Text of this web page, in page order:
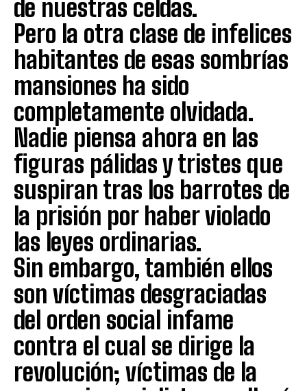
de nuestras celdas.
Pero la otra clase de infelices
habitantes de esas sombrías
mansiones ha sido
completamente olvidada.
Nadie piensa ahora en las
figuras pálidas y tristes que
suspiran tras los barrotes de
la prisión por haber violado
las leyes ordinarias.
Sin embargo, también ellos
son víctimas desgraciadas
del orden social infame
contra el cual se dirige la
revolución; víctimas de la